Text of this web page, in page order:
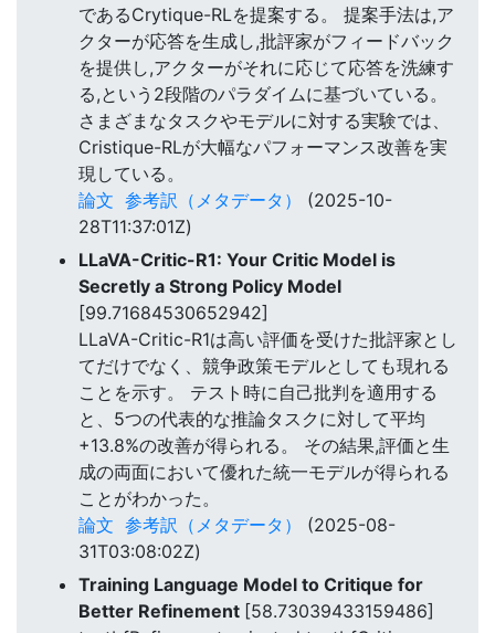
であるCrytique-RLを提案する。 提案手法は,ア
クターが応答を生成し,批評家がフィードバック
を提供し,アクターがそれに応じて応答を洗練す
る,という2段階のパラダイムに基づいている。
さまざまなタスクやモデルに対する実験では、
Cristique-RLが大幅なパフォーマンス改善を実
現している。
論文 参考訳（メタデータ）
(2025-10-
28T11:37:01Z)
LLaVA-Critic-R1: Your Critic Model is
Secretly a Strong Policy Model
[99.71684530652942]
LLaVA-Critic-R1は高い評価を受けた批評家とし
てだけでなく、競争政策モデルとしても現れる
ことを示す。 テスト時に自己批判を適用する
と、5つの代表的な推論タスクに対して平均
+13.8%の改善が得られる。 その結果,評価と生
成の両面において優れた統一モデルが得られる
ことがわかった。
論文 参考訳（メタデータ）
(2025-08-
31T03:08:02Z)
Training Language Model to Critique for
Better Refinement [58.73039433159486]